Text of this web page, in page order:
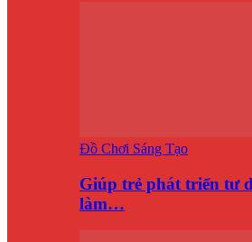
Đồ Chơi Sáng Tạo
Giúp trẻ phát triển tư
làm…